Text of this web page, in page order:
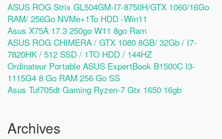
ASUS ROG Strix GL504GM-I7-8750H/GTX 1060/16Go
RAM/ 256Go NVMe+1To HDD -Win11
Asus X75A 17.3 250go W11 8go Ram
ASUS ROG CHIMERA / GTX 1080 8GB/ 32Gb / I7-
7820HK / 512 SSD / 1TO HDD / 144HZ
Ordinateur Portable ASUS ExpertBook B1500C I3-
1115G4 8 Go RAM 256 Go SS
Asus Tuf705dt Gaming Ryzen-7 Gtx 1650 16gb
Archives